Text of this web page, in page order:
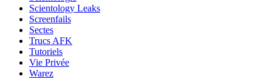
Scientology Leaks
Screenfails
Sectes
Trucs AFK
Tutoriels
Vie Privée
Warez